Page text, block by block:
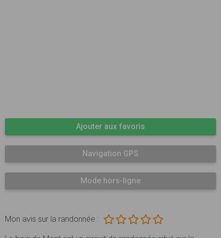
Ajouter aux favoris
Navigation GPS
Mode hors-ligne
Mon avis sur la randonnée :